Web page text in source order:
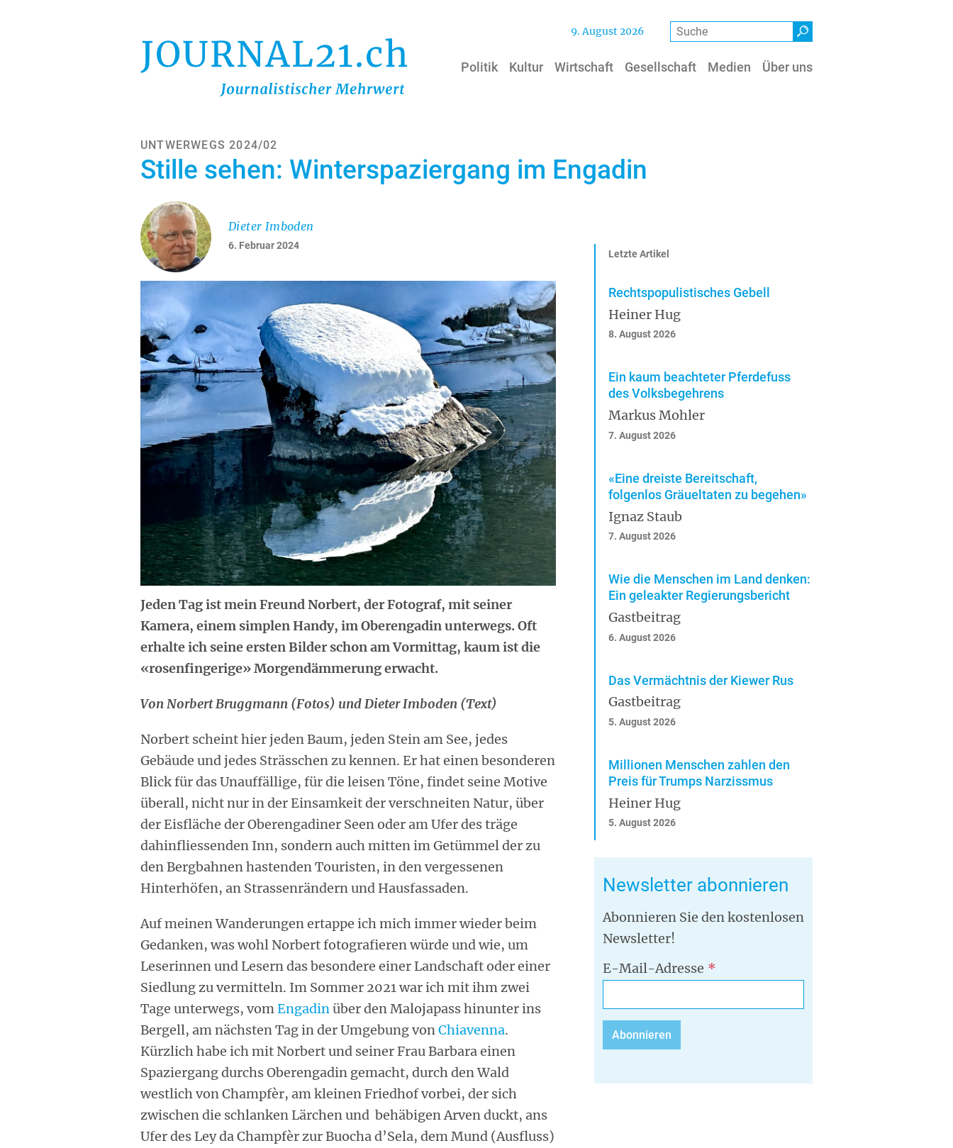
9. August 2026 Suche
Politik Kultur Wirtschaft Gesellschaft Medien Über uns
UNTWERWEGS 2024/02
Stille sehen: Winterspaziergang im Engadin
6. Februar 2024
Dieter Imboden
Jeden Tag ist mein Freund Norbert, der Fotograf, mit seiner
Kamera, einem simplen Handy, im Oberengadin unterwegs. Oft
erhalte ich seine ersten Bilder schon am Vormittag, kaum ist die
«rosenfingerige» Morgendämmerung erwacht.
Von Norbert Bruggmann (Fotos) und Dieter Imboden (Text)
Norbert scheint hier jeden Baum, jeden Stein am See, jedes
Gebäude und jedes Strässchen zu kennen. Er hat einen besonderen
Blick für das Unauffällige, für die leisen Töne, findet seine Motive
überall, nicht nur in der Einsamkeit der verschneiten Natur, über
der Eisfläche der Oberengadiner Seen oder am Ufer des träge
dahinfliessenden Inn, sondern auch mitten im Getümmel der zu
den Bergbahnen hastenden Touristen, in den vergessenen
Hinterhöfen, an Strassenrändern und Hausfassaden.
Auf meinen Wanderungen ertappe ich mich immer wieder beim
Gedanken, was wohl Norbert fotografieren würde und wie, um
Leserinnen und Lesern das besondere einer Landschaft oder einer
Siedlung zu vermitteln. Im Sommer 2021 war ich mit ihm zwei
Tage unterwegs, vomEngadinüber den Malojapass hinunter ins
Bergell, am nächsten Tag in der Umgebung vonChiavenna.
Kürzlich habe ich mit Norbert und seiner Frau Barbara einen
Spaziergang durchs Oberengadin gemacht, durch den Wald
westlich von Champfèr, am kleinen Friedhof vorbei, der sich
zwischen die schlanken Lärchen und behäbigen Arven duckt, ans
Ufer des Ley da Champfèr zur Buocha d’Sela, dem Mund (Ausfluss)
Letzte Artikel
Rechtspopulistisches Gebell
Heiner Hug
8. August 2026
Ein kaum beachteter Pferdefuss
des Volksbegehrens
Markus Mohler
7. August 2026
«Eine dreiste Bereitschaft,
folgenlos Gräueltaten zu begehen»
Ignaz Staub
7. August 2026
Wie die Menschen im Land denken:
Ein geleakter Regierungsbericht
Gastbeitrag
6. August 2026
Das Vermächtnis der Kiewer Rus
Gastbeitrag
5. August 2026
Millionen Menschen zahlen den
Preis für Trumps Narzissmus
Heiner Hug
5. August 2026
Newsletter abonnieren
Abonnieren Sie den kostenlosen
Newsletter!
E-Mail-Adresse